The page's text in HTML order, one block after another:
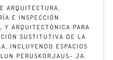
ARQUITECTURA,
E INSPECCIÓN.
Y ARQUITECTÓNICA PARA
SUSTITUTIVA DE LA
INCLUYENDO ESPACIOS
PERUSKORJAUS- JA